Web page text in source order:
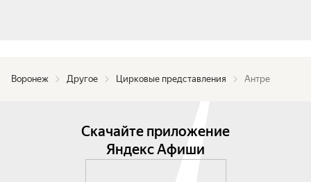
Воронеж Другое Цирковые представления Антре
Скачайте приложение
Яндекс Афиши